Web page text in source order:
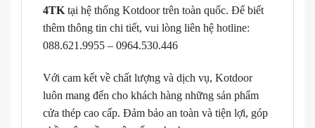
4TK tại hệ thống Kotdoor trên toàn quốc. Để biết
thêm thông tin chi tiết, vui lòng liên hệ hotline:
088.621.9955 – 0964.530.446
Với cam kết về chất lượng và dịch vụ, Kotdoor
luôn mang đến cho khách hàng những sản phẩm
cửa thép cao cấp. Đảm bảo an toàn và tiện lợi, góp